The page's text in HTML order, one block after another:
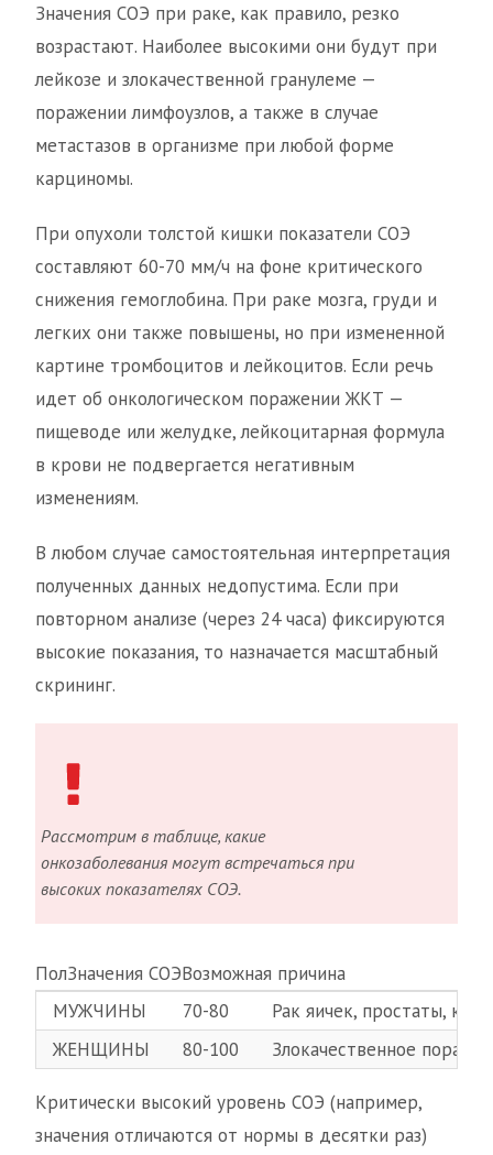
Значения СОЭ при раке, как правило, резко
возрастают. Наиболее высокими они будут при
лейкозе и злокачественной гранулеме —
поражении лимфоузлов, а также в случае
метастазов в организме при любой форме
карциномы.
При опухоли толстой кишки показатели СОЭ
составляют 60-70 мм/ч на фоне критического
снижения гемоглобина. При раке мозга, груди и
легких они также повышены, но при измененной
картине тромбоцитов и лейкоцитов. Если речь
идет об онкологическом поражении ЖКТ —
пищеводе или желудке, лейкоцитарная формула
в крови не подвергается негативным
изменениям.
В любом случае самостоятельная интерпретация
полученных данных недопустима. Если при
повторном анализе (через 24 часа) фиксируются
высокие показания, то назначается масштабный
скрининг.
Рассмотрим в таблице, какие
онкозаболевания могут встречаться при
высоких показателях СОЭ.
ПолЗначения СОЭВозможная причина
МУЖЧИНЫ
70-80
Рак яичек, простаты,
ЖЕНЩИНЫ
80-100 Злокачественное
Критически высокий уровень СОЭ (например,
значения отличаются от нормы в десятки раз)